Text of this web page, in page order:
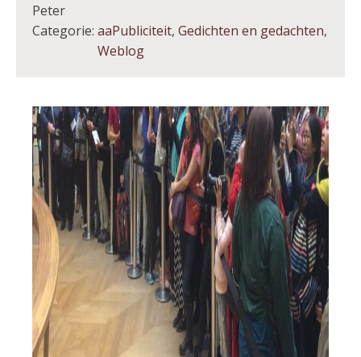
Peter
Categorie: aaPubliciteit, Gedichten en gedachten,
Weblog